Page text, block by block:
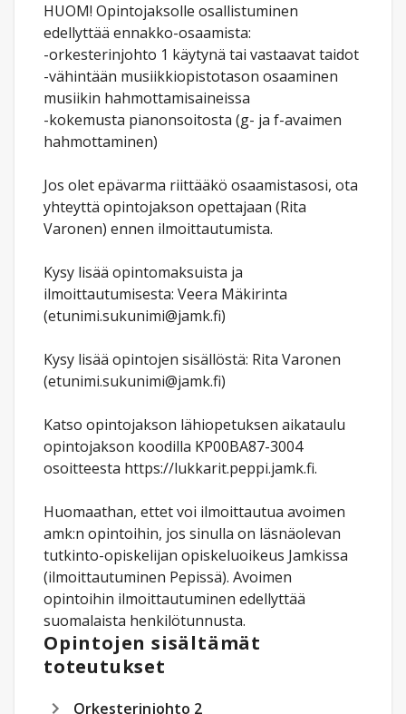
HUOM! Opintojaksolle osallistuminen
edellyttää ennakko-osaamista:
-orkesterinjohto 1 käytynä tai vastaavat taidot
-vähintään musiikkiopistotason osaaminen
musiikin hahmottamisaineissa
-kokemusta pianonsoitosta (g- ja f-avaimen
hahmottaminen)
Jos olet epävarma riittääkö osaamistasosi, ota
yhteyttä opintojakson opettajaan (Rita
Varonen) ennen ilmoittautumista.
Kysy lisää opintomaksuista ja
ilmoittautumisesta: Veera Mäkirinta
(etunimi.sukunimi@jamk.fi)
Kysy lisää opintojen sisällöstä: Rita Varonen
(etunimi.sukunimi@jamk.fi)
Katso opintojakson lähiopetuksen aikataulu
opintojakson koodilla KP00BA87-3004
osoitteesta https://lukkarit.peppi.jamk.fi.
Huomaathan, ettet voi ilmoittautua avoimen
amk:n opintoihin, jos sinulla on läsnäolevan
tutkinto-opiskelijan opiskeluoikeus Jamkissa
(ilmoittautuminen Pepissä). Avoimen
opintoihin ilmoittautuminen edellyttää
suomalaista henkilötunnusta.
Opintojen sisältämät
toteutukset
Orkesterinjohto 2